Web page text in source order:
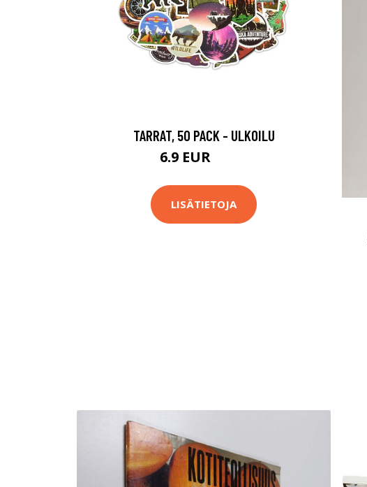
TARRAT, 50 PACK - ULKOILU
6.9 EUR
LISÄTIETOJA